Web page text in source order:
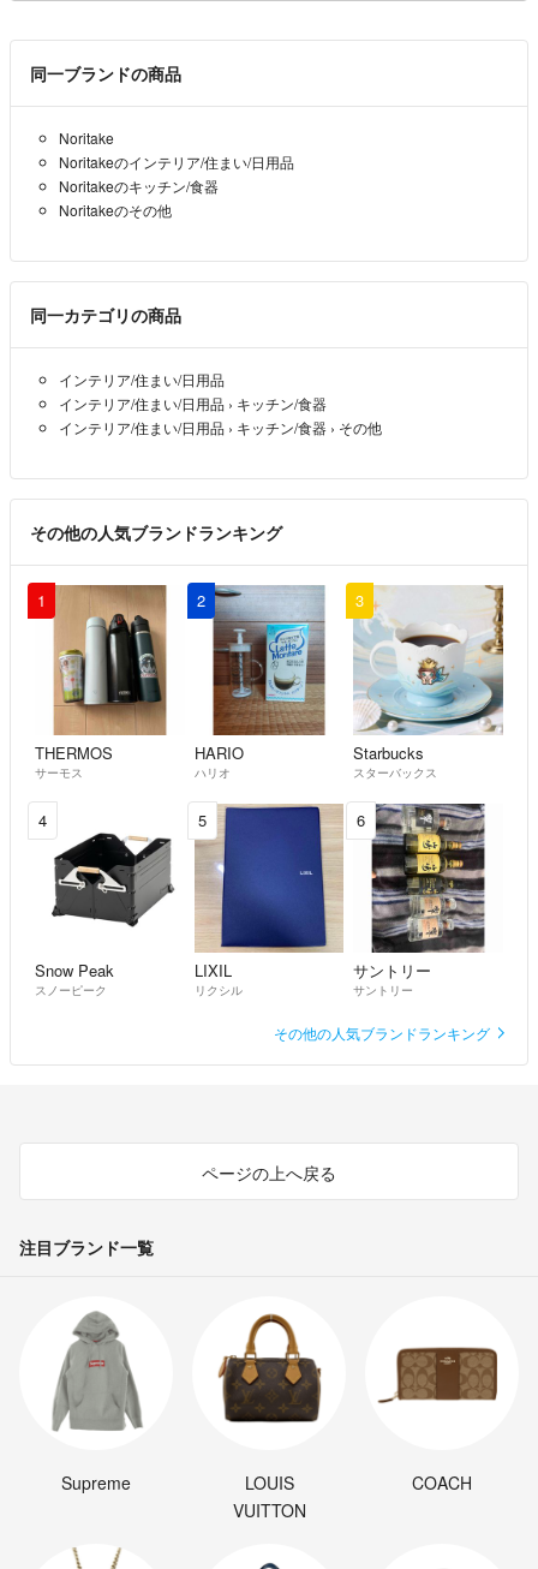
こちらの商品はラクマ公式パートナーのBrandear（ブランディア）によっ
ご了承ください。
・商品状態の確認（汚れ具合、形状の確認等々）
・お値下げの交渉
ていただく場合がございます。
予めご了承ください。
返信は出品事業者より直接ご連絡いたします。
（問い合わせ内容は他のユーザーには公開されません。）
ださい。
・RFC違反のメールアドレス
【例】
ルアドレス
「.（ドット）」が複数個連続するメールアドレス
▼特商法
https://fril.jp/ts/official/law/dfs/
▼返品特約
https://fril.jp/ts/official/law/dfs/#return_policy
同一ブランドの商品
Noritake
Noritakeのインテリア/住まい/日用品
Noritakeのキッチン/食器
Noritakeのその他
同一カテゴリの商品
インテリア/住まい/日用品
インテリア/住まい/日用品 › キッチン/食器
インテリア/住まい/日用品 › キッチン/食器 › その他
その他の人気ブランドランキング
1
THERMOS
サーモス
2
HARIO
ハリオ
3
Starbucks
スターバックス
4
Snow Peak
スノーピーク
5
LIXIL
リクシル
6
サントリー
サントリー
その他の人気ブランドランキング
ページの上へ戻る
注目ブランド一覧
Supreme
LOUIS
VUITTON
COACH